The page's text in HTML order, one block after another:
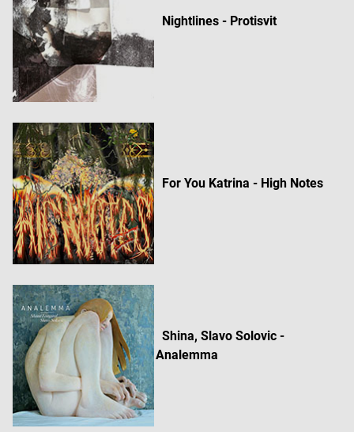
Účely spracovania, ktoré nie sú v kompetencii IAB:
Nevyhnutné
Výkonostné
Reklama
Nightlines - Protisvit
For You Katrina - High Notes
Shina, Slavo Solovic -
Analemma